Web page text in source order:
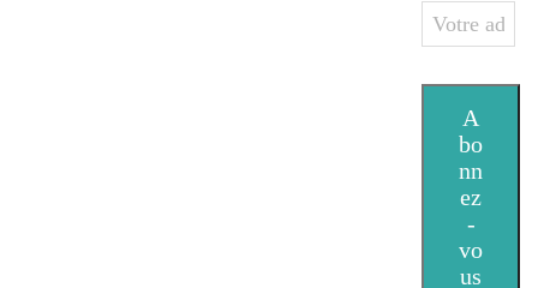
Votre
adresse
A
bo
nn
ez
-
vo
us